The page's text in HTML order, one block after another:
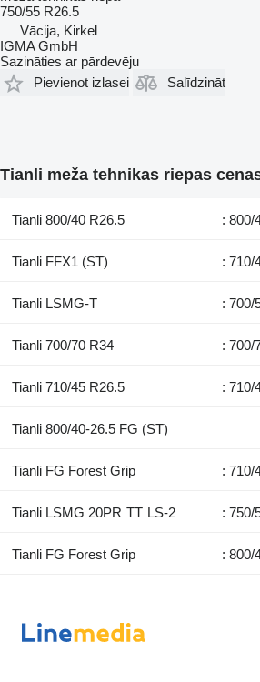
750/55 R26.5
Vācija, Kirkel
IGMA GmbH
Sazināties ar pārdevēju
Pievienot izlasei
Salīdzināt
Tianli meža tehnikas riepas
Tianli 800/40 R26.5 : 800/
Tianli FFX1 (ST) : 710/
Tianli LSMG-T : 700/
Tianli 700/70 R34 : 700/
Tianli 710/45 R26.5 : 710/
Tianli 800/40-26.5 FG (ST)
Tianli FG Forest Grip : 710/
Tianli LSMG 20PR TT LS-2 : 750/
Tianli FG Forest Grip : 800/